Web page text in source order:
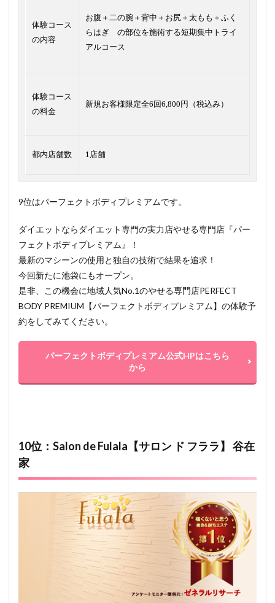
体験コース
の内容
お腹＋二の腕＋背中＋お尻＋太もも＋ふく
らはぎ の部位を施術する短期集中トライ
アルコース
体験コース
の料金
新規お客様限定全6回6,800円（税込み）
都内店舗数 1店舗
9位はパーフェクトボディプレミアムです。
ダイエットならダイエット専門の実力店やせる専門店『パー
フェクトボディプレミアム』！
最新のマシーンの使用と独自の技術で結果を追求！
今回新たに池袋にもオープン。
是非、この機会に地域人気No.1のやせる専門店PERFECT
BODY PREMIUM【パーフェクトボディプレミアム】の体験予
約をしてみてください。
パーフェクトボディプレミアム公式HPはこちら
から
10位：Salon de Fulala【サロン ド フララ】 谷在
家